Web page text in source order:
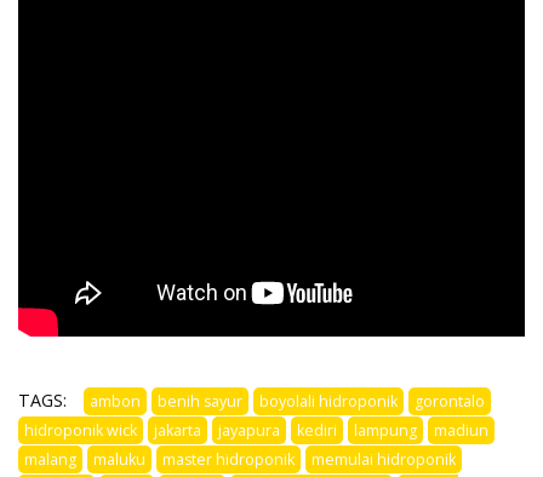
TAGS: ambon benih sayur boyolali hidroponik
gorontalo
hidroponik wick
jakarta jayapura kediri lampung
madiun
malang
maluku master hidroponik
memulai hidroponik